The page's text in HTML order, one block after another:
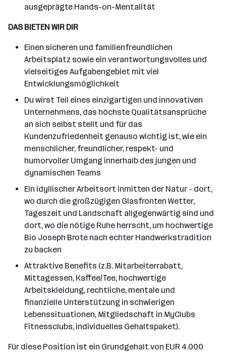
ausgeprägte Hands-on-Mentalität
DAS BIETEN WIR DIR
Einen sicheren und familienfreundlichen
Arbeitsplatz sowie ein verantwortungsvolles und
vielseitiges Aufgabengebiet mit viel
Entwicklungsmöglichkeit
Du wirst Teil eines einzigartigen und innovativen
Unternehmens, das höchste Qualitätsansprüche
an sich selbst stellt und für das
Kundenzufriedenheit genauso wichtig ist, wie ein
menschlicher, freundlicher, respekt- und
humorvoller Umgang innerhalb des jungen und
dynamischen Teams
Ein idyllischer Arbeitsort inmitten der Natur - dort,
wo durch die großzügigen Glasfronten Wetter,
Tageszeit und Landschaft allgegenwärtig sind und
dort, wo die nötige Ruhe herrscht, um hochwertige
Bio Joseph Brote nach echter Handwerkstradition
zu backen
Attraktive Benefits (z.B. Mitarbeiterrabatt,
Mittagessen, Kaffee/Tee, hochwertige
Arbeitskleidung, rechtliche, mentale und
finanzielle Unterstützung in schwierigen
Lebenssituationen, Mitgliedschaft in MyClubs
Fitnessclubs, individuelles Gehaltspaket).
Für diese Position ist ein Grundgehalt von EUR 4.000